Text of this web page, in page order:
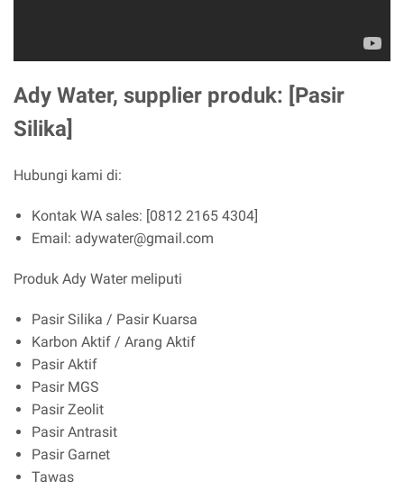
Ady Water, supplier produk: [Pasir
Silika]
Hubungi kami di:
Kontak WA sales: [0812 2165 4304]
Email: adywater@gmail.com
Produk Ady Water meliputi
Pasir Silika / Pasir Kuarsa
Karbon Aktif / Arang Aktif
Pasir Aktif
Pasir MGS
Pasir Zeolit
Pasir Antrasit
Pasir Garnet
Tawas